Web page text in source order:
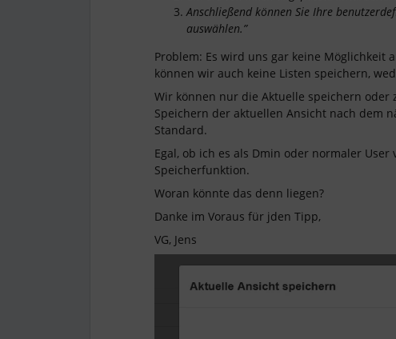
Anschließend können Sie Ihre
auswählen.”
Problem: Es wird uns gar keine Möglichkeit
können wir auch keine Listen speichern,
Wir können nur die Aktuelle speichern oder
Speichern der aktuellen Ansicht nach dem
Standard.
Egal, ob ich es als Dmin oder normaler User
Speicherfunktion.
Woran könnte das denn liegen?
Danke im Voraus für jden Tipp,
VG, Jens